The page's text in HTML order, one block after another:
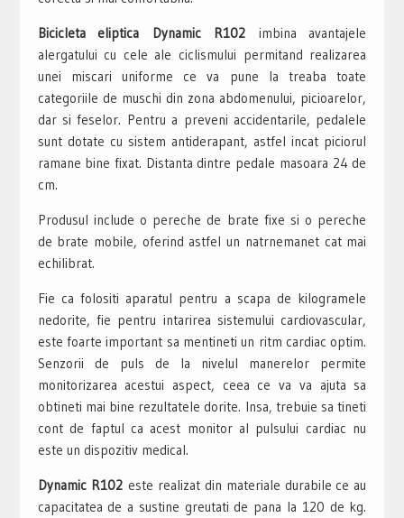
Bicicleta eliptica Dynamic R102 imbina avantajele
alergatului cu cele ale ciclismului permitand realizarea
unei miscari uniforme ce va pune la treaba toate
categoriile de muschi din zona abdomenului, picioarelor,
dar si feselor. Pentru a preveni accidentarile, pedalele
sunt dotate cu sistem antiderapant, astfel incat piciorul
ramane bine fixat. Distanta dintre pedale masoara 24 de
cm.
Produsul include o pereche de brate fixe si o pereche
de brate mobile, oferind astfel un natrnemanet cat mai
echilibrat.
Fie ca folositi aparatul pentru a scapa de kilogramele
nedorite, fie pentru intarirea sistemului cardiovascular,
este foarte important sa mentineti un ritm cardiac optim.
Senzorii de puls de la nivelul manerelor permite
monitorizarea acestui aspect, ceea ce va va ajuta sa
obtineti mai bine rezultatele dorite. Insa, trebuie sa tineti
cont de faptul ca acest monitor al pulsului cardiac nu
este un dispozitiv medical.
Dynamic R102 este realizat din materiale durabile ce au
capacitatea de a sustine greutati de pana la 120 de kg.